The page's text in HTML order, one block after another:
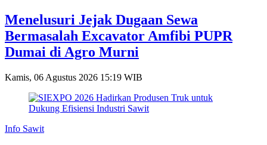
Menelusuri Jejak Dugaan Sewa
Bermasalah Excavator Amfibi PUPR
Dumai di Agro Murni
Kamis, 06 Agustus 2026 15:19 WIB
Info Sawit